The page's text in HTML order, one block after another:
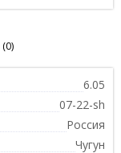
(0)
6.05
07-22-sh
Россия
Чугун